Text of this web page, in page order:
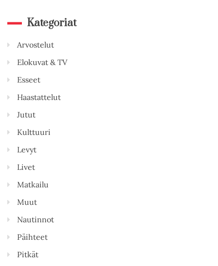
Kategoriat
Arvostelut
Elokuvat & TV
Esseet
Haastattelut
Jutut
Kulttuuri
Levyt
Livet
Matkailu
Muut
Nautinnot
Päihteet
Pitkät